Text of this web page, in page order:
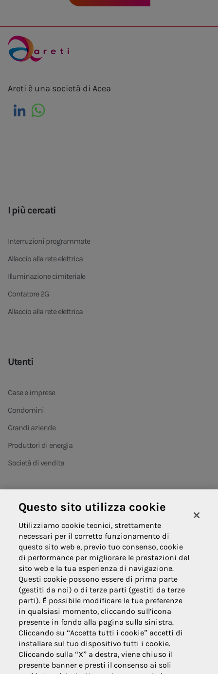
Areti è una società di Acea
I più cercati
Interruzioni programmate
Allaccio alla rete elettrica
Illuminazione cimiteriale
Contatore 2G
Allaccio alla rete elettrica
Utenti
Case e imprese
Condomini
Grandi aziende
Produttori di energia
Società di vendita
Areti
Informativa contrattuale privacy
Domande frequenti
Innovazione
News
Questo sito utilizza cookie
Utilizziamo cookie tecnici, strettamente
necessari per il corretto funzionamento di
questo sito web e, previo tuo consenso, cookie
di performance per migliorare le prestazioni del
sito web e la tua esperienza di navigazione.
Questi cookie possono essere di prima parte
(gestiti da noi) o di terze parti (gestiti da terze
parti). È possibile modificare le tue preferenze
in qualsiasi momento, cliccando sull’icona
presente in fondo alla pagina sulla sinistra.
Cliccando su “Accetta tutti i cookie” accetti di
installare sul tuo dispositivo tutti i cookie.
Cliccando sulla “X” a destra, viene chiuso il
presente banner e presti il consenso ai soli